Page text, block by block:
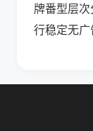
牌番型层
行稳定无广